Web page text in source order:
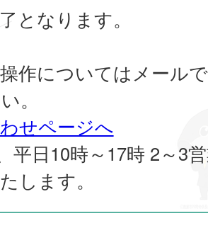
となります。
作についてはメール
。
せページへ
平日10時～17時 2～3
します。